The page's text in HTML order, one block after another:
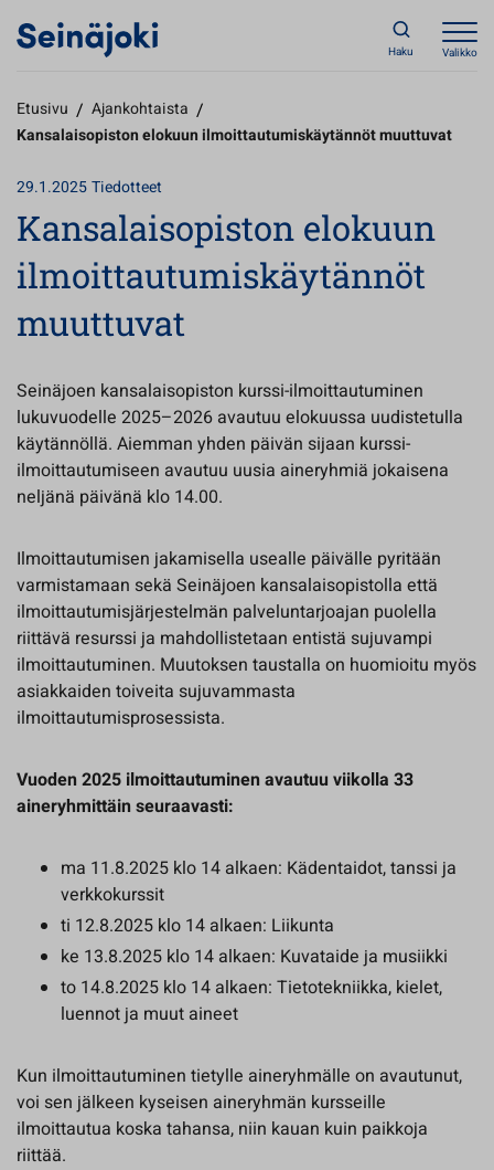
Haku Valikko
Etusivu / Ajankohtaista /
Kansalaisopiston elokuun ilmoittautumiskäytännöt muuttuvat
29.1.2025Tiedotteet
Kansalaisopiston elokuun
ilmoittautumiskäytännöt
muuttuvat
Seinäjoen kansalaisopiston kurssi-ilmoittautuminen
lukuvuodelle 2025–2026 avautuu elokuussa uudistetulla
käytännöllä. Aiemman yhden päivän sijaan kurssi-
ilmoittautumiseen avautuu uusia aineryhmiä jokaisena
neljänä päivänä klo 14.00.
Ilmoittautumisen jakamisella usealle päivälle pyritään
varmistamaan sekä Seinäjoen kansalaisopistolla että
ilmoittautumisjärjestelmän palveluntarjoajan puolella
riittävä resurssi ja mahdollistetaan entistä sujuvampi
ilmoittautuminen. Muutoksen taustalla on huomioitu myös
asiakkaiden toiveita sujuvammasta
ilmoittautumisprosessista.
Vuoden 2025 ilmoittautuminen avautuu viikolla 33
aineryhmittäin seuraavasti:
ma 11.8.2025 klo 14 alkaen: Kädentaidot, tanssi ja
verkkokurssit
ti 12.8.2025 klo 14 alkaen: Liikunta
ke 13.8.2025 klo 14 alkaen: Kuvataide ja musiikki
to 14.8.2025 klo 14 alkaen: Tietotekniikka, kielet,
luennot ja muut aineet
Kun ilmoittautuminen tietylle aineryhmälle on avautunut,
voi sen jälkeen kyseisen aineryhmän kursseille
ilmoittautua koska tahansa, niin kauan kuin paikkoja
riittää.